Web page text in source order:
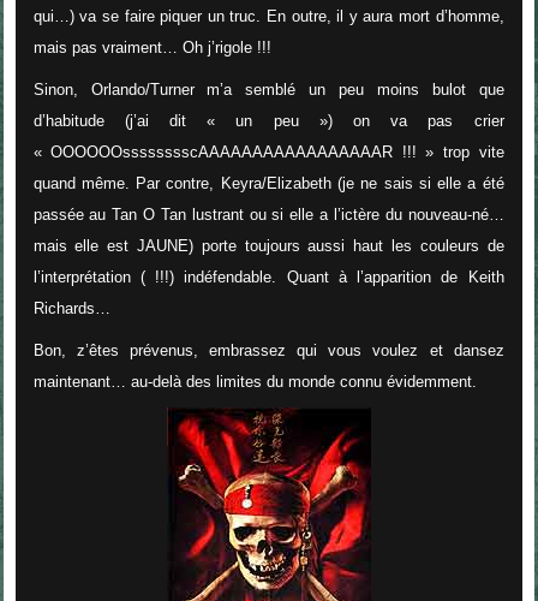
qui…) va se faire piquer un truc. En outre, il y aura mort d’homme,
mais pas vraiment… Oh j’rigole !!!
Sinon, Orlando/Turner m’a semblé un peu moins bulot que
d’habitude (j’ai dit « un peu ») on va pas crier
« OOOOOOsssssssscAAAAAAAAAAAAAAAAAR !!! » trop vite
quand même. Par contre, Keyra/Elizabeth (je ne sais si elle a été
passée au Tan O Tan lustrant ou si elle a l’ictère du nouveau-né…
mais elle est JAUNE) porte toujours aussi haut les couleurs de
l’interprétation ( !!!) indéfendable. Quant à l’apparition de Keith
Richards…
Bon, z’êtes prévenus, embrassez qui vous voulez et dansez
maintenant… au-delà des limites du monde connu évidemment.